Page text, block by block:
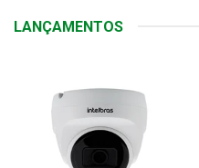
LANÇAMENTOS